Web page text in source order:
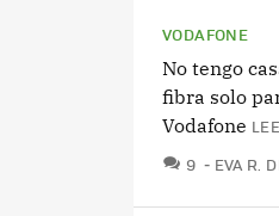
VODAFONE
No tengo
fibra solo
Vodafone
9
EVA R.